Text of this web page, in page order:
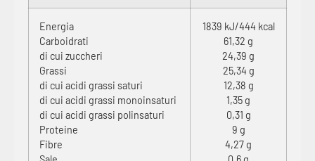
Energia
Carboidrati
di cui zuccheri
Grassi
di cui acidi grassi saturi
di cui acidi grassi monoinsaturi
di cui acidi grassi polinsaturi
Proteine
Fibre
1839 kJ/444 kcal
61,32 g
24,39 g
25,34 g
12,38 g
1,35 g
0,31 g
9 g
4,27 g